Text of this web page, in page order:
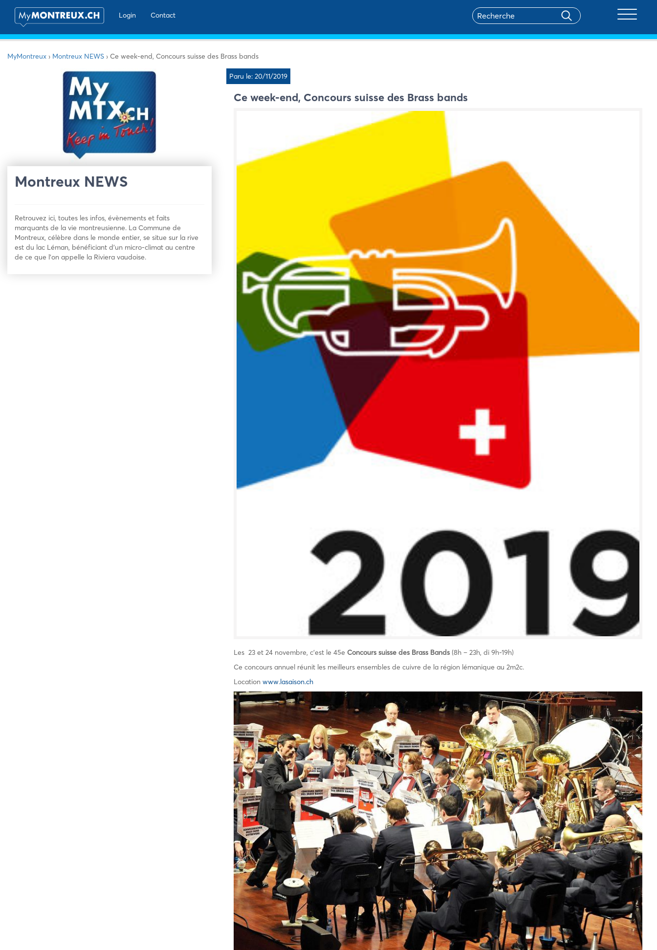
Login
Contact
MyMontreux › Montreux NEWS › Ce week-end, Concours suisse des Brass bands
Montreux NEWS
Retrouvez ici, toutes les infos, évènements et faits
marquants de la vie montreusienne. La Commune de
Montreux, célèbre dans le monde entier, se situe sur la rive
est du lac Léman, bénéficiant d’un micro-climat au centre
de ce que l’on appelle la Riviera vaudoise.
Paru le: 20/11/2019
Ce week-end, Concours suisse des Brass bands
Les 23 et 24 novembre, c’est le 45e Concours suisse des Brass Bands (8h – 23h, di 9h-19h)
Ce concours annuel réunit les meilleurs ensembles de cuivre de la région lémanique au 2m2c.
Location www.lasaison.ch